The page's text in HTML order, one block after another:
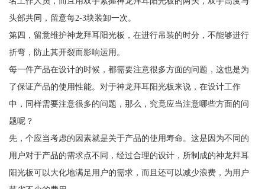
头部共同，留意每2-3块装卸一次。
第四，留意维护神龙拜耳阳光板，在进行吊装的时分，不能够进行
折弯，防止其开裂而影响运用。
每一件产品在设计的时候，都需要注意很多方面的问题，这也是为
了保证产品的使用性能。对于神龙拜耳阳光板来说，在设计工作
中，同样需要注意很多的问题，那么，究竟应当注意哪些方面的问
题呢？
先，个应当考虑的因素就是关于产品的使用寿命。这是因为不同的
用户对于产品的需求点不同，经过合理的设计，所制成的神龙拜耳
阳光板可以大化地满足用户的需求，而且还可以减少浪费，为用户